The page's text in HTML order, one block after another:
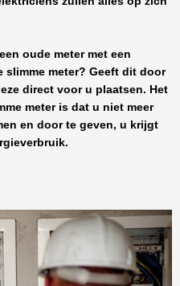
oude meter met een
slimme meter? Geeft dit door
direct voor u plaatsen. Het
meter is dat u niet meer
en door te geven, u krijgt